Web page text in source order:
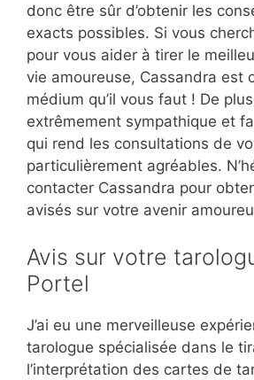
donc être sûr d’obtenir les
exacts possibles. Si vous
pour vous aider à tirer le
vie amoureuse, Cassandra est
médium qu’il vous faut ! De
extrêmement sympathique et
qui rend les consultations de
particulièrement agréables.
contacter Cassandra pour
avisés sur votre avenir
Avis sur votre
Portel
J’ai eu une merveilleuse
tarologue spécialisée dans le
l’interprétation des cartes de